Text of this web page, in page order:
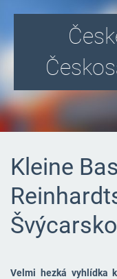
Kleine
Švýcarsko
Velmi hezká vyhlídka